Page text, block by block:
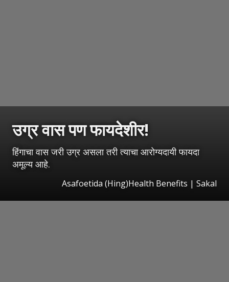
उग्र वास पण फायदेशीर!
हिंगाचा वास जरी उग्र असला तरी त्याचा आरोग्यदायी फायदा
अमूल्य आहे.
Asafoetida (Hing)Health Benefits | Sakal